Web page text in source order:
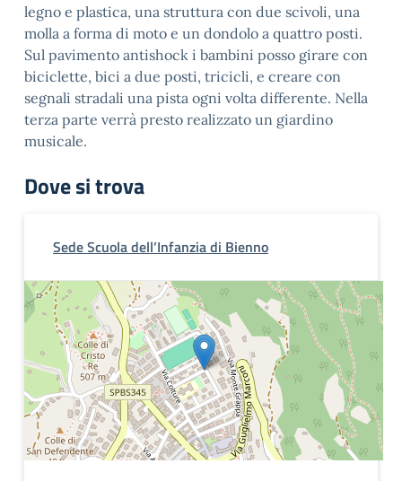
legno e plastica, una struttura con due scivoli, una
molla a forma di moto e un dondolo a quattro posti.
Sul pavimento antishock i bambini posso girare con
biciclette, bici a due posti, tricicli, e creare con
segnali stradali una pista ogni volta differente. Nella
terza parte verrà presto realizzato un giardino
musicale.
Dove si trova
Sede Scuola dell’Infanzia di Bienno